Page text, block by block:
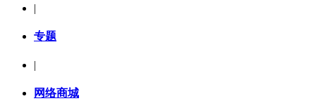
|
专题
|
网络商城